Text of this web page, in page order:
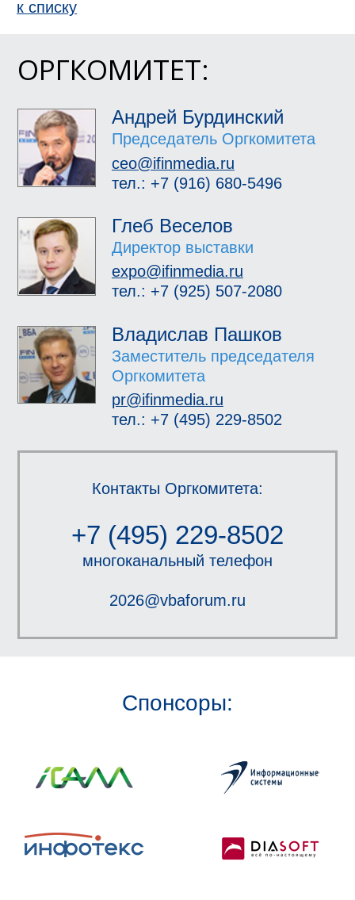
ОРГКОМИТЕТ:
Андрей Бурдинский
Председатель Оргкомитета
ceo@ifinmedia.ru
тел.: +7 (916) 680-5496
Глеб Веселов
Директор выставки
expo@ifinmedia.ru
тел.: +7 (925) 507-2080
Владислав Пашков
Заместитель председателя
Оргкомитета
pr@ifinmedia.ru
тел.: +7 (495) 229-8502
Контакты Оргкомитета:
+7 (495) 229-8502
многоканальный телефон
2026@vbaforum.ru
к спиcку
Спонсоры: